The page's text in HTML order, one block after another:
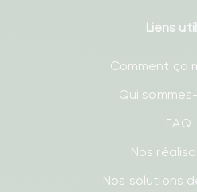
Liens
Comment ça
Qui
FAQ
Nos
Nos solutions